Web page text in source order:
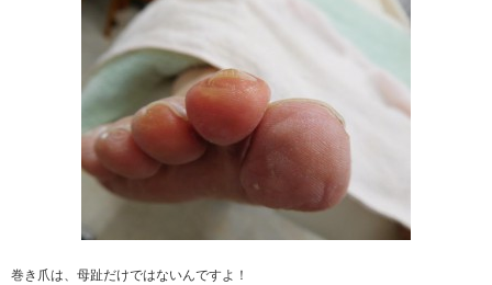
巻き爪は、母趾だけではないんですよ！